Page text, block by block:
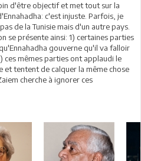
d'être objectif et met tout sur la
c'est injuste. Parfois, je
de la Tunisie mais d'un autre pays.
se présente ainsi: 1) certaines parties
gouverne qu'il va falloir
ces mêmes parties ont applaudi le
et tentent de calquer la même chose
cherche à ignorer ces